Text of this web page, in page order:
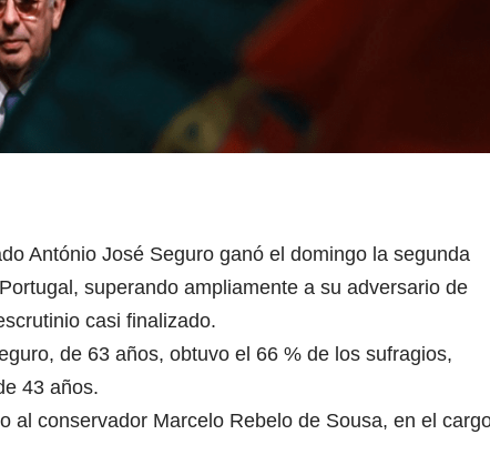
António José Seguro ganó el domingo la segunda
superando ampliamente a su adversario de
casi finalizado.
de 63 años, obtuvo el 66 % de los sufragios,
43 años.
al conservador Marcelo Rebelo de Sousa, en el